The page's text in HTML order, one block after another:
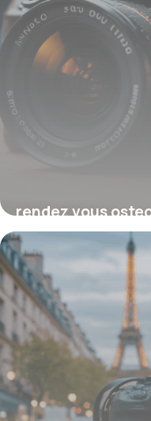
rendez vous
13 octobre 2025